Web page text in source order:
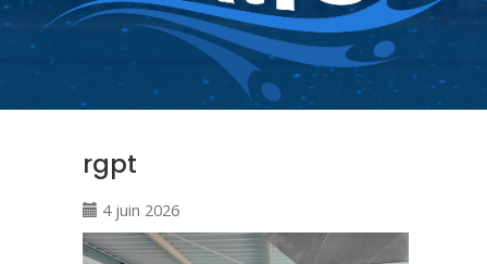
rgpt
4 juin 2026